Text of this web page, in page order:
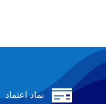
 نماد اعتماد